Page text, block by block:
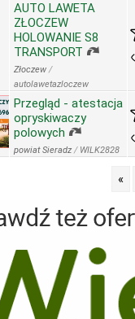
AUTO LAWETA
ZŁOCZEW
HOLOWANIE S8
TRANSPORT
Złoczew /
autolawetazloczew
Przegląd - atestacja
opryskiwaczy
polowych
powiat Sieradz / WILK2828
«